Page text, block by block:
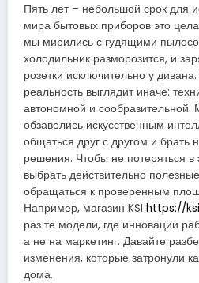
Пять лет – небольшой срок для
мира бытовых приборов это
мы мирились с гудящими
холодильник разморозится, и
розетки исключительно у
реальность выглядит иначе:
автономной и сообразительной.
обзавелись искусственным
общаться друг с другом и брать
решения. Чтобы не потеряться в
выбрать действительно
обращаться к проверенным
Например, магазин KSI https://
раз те модели, где инновации
а не на маркетинг. Давайте
изменения, которые затронули
дома.